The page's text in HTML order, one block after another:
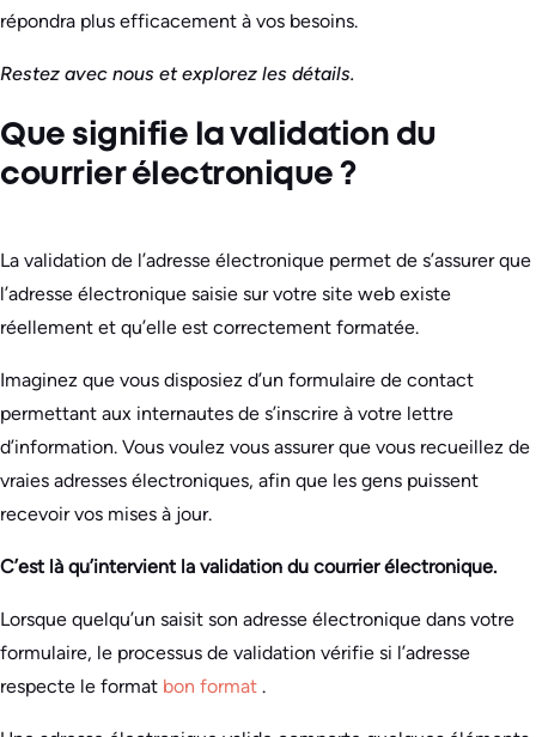
répondra plus efficacement à vos besoins.
Restez avec nous et explorez les détails.
Que signifie la validation du
courrier électronique ?
La validation de l’adresse électronique permet de s’assurer que
l’adresse électronique saisie sur votre site web existe
réellement et qu’elle est correctement formatée.
Imaginez que vous disposiez d’un formulaire de contact
permettant aux internautes de s’inscrire à votre lettre
d’information. Vous voulez vous assurer que vous recueillez de
vraies adresses électroniques, afin que les gens puissent
recevoir vos mises à jour.
C’est là qu’intervient la validation du courrier électronique.
Lorsque quelqu’un saisit son adresse électronique dans votre
formulaire, le processus de validation vérifie si l’adresse
respecte le format bon format .